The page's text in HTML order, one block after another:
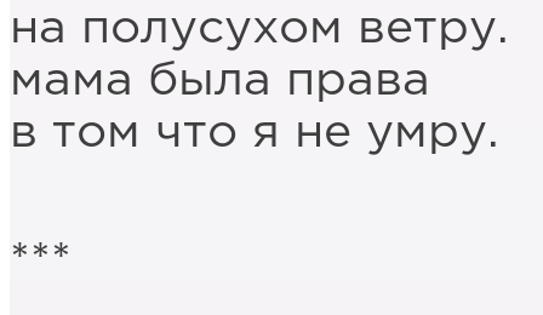
на полусухом ветру.
мама была права
в том что я не умру.
***